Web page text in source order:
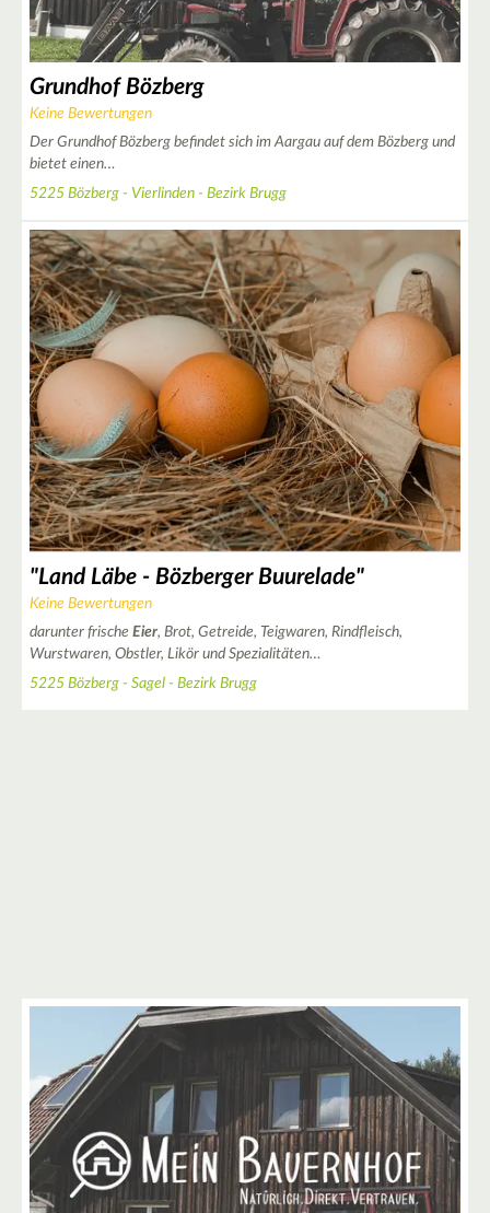
Grundhof Bözberg
Keine Bewertungen
Der Grundhof Bözberg befindet sich im Aargau auf dem Bözberg und
bietet einen…
5225 Bözberg - Vierlinden - Bezirk Brugg
"Land Läbe - Bözberger Buurelade"
Keine Bewertungen
darunter frische Eier, Brot, Getreide, Teigwaren, Rindfleisch,
Wurstwaren, Obstler, Likör und Spezialitäten…
5225 Bözberg - Sagel - Bezirk Brugg
2